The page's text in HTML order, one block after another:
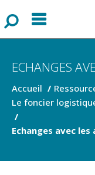
Menu
ECHANGES
Accueil
Le foncier
Echanges avec les